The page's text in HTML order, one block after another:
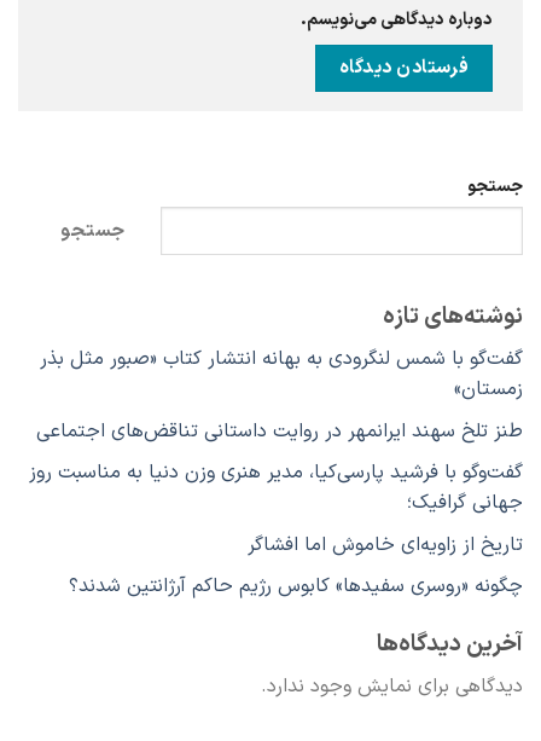
دوباره دیدگاهی می‌نویسم.
جستجو
جستجو
نوشته‌های تازه
گفت‌گو با شمس لنگرودی به بهانه انتشار کتاب «صبور مثل بذر
زمستان»
طنز تلخ سهند ایرانمهر در روایت داستانی تناقض‌های اجتماعی
گفت‌وگو با فرشید پارسی‌کیا، مدیر هنری وزن دنیا به مناسبت روز
جهانی گرافیک؛
تاریخ از زاویه‌ای خاموش اما افشاگر
چگونه «روسری سفیدها» کابوس رژیم حاکم آرژانتین شدند؟
آخرین دیدگاه‌ها
دیدگاهی برای نمایش وجود ندارد.